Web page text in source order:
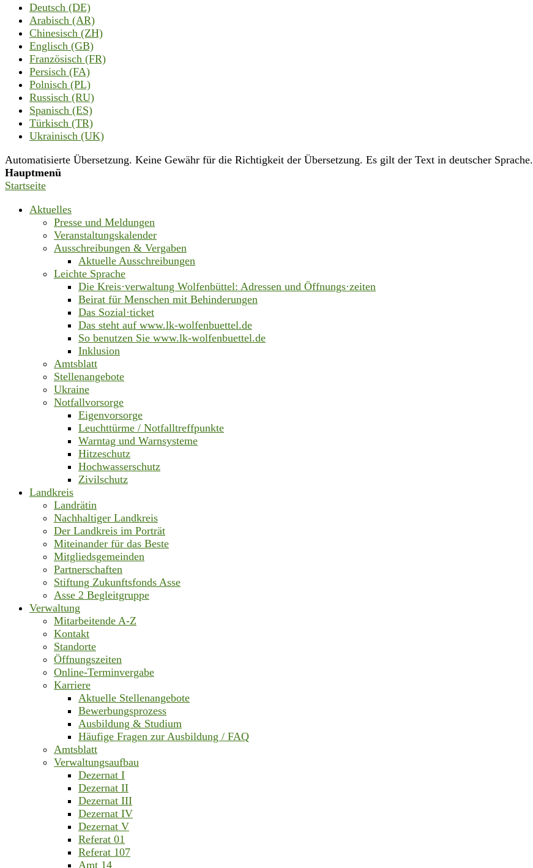
Deutsch (DE)
Arabisch (AR)
Chinesisch (ZH)
Englisch (GB)
Französisch (FR)
Persisch (FA)
Polnisch (PL)
Russisch (RU)
Spanisch (ES)
Türkisch (TR)
Ukrainisch (UK)
Automatisierte Übersetzung. Keine Gewähr für die Richtigkeit der Übersetzung. Es gilt der Text in deutscher Sprache.
Hauptmenü
Startseite
Aktuelles
Presse und Meldungen
Veranstaltungskalender
Ausschreibungen & Vergaben
Aktuelle Ausschreibungen
Leichte Sprache
Die Kreis·verwaltung Wolfenbüttel: Adressen und Öffnungs·zeiten
Beirat für Menschen mit Behinderungen
Das Sozial·ticket
Das steht auf www.lk-wolfenbuettel.de
So benutzen Sie www.lk-wolfenbuettel.de
Inklusion
Amtsblatt
Stellenangebote
Ukraine
Notfallvorsorge
Eigenvorsorge
Leuchttürme / Notfalltreffpunkte
Warntag und Warnsysteme
Hitzeschutz
Hochwasserschutz
Zivilschutz
Landkreis
Landrätin
Nachhaltiger Landkreis
Der Landkreis im Porträt
Miteinander für das Beste
Mitgliedsgemeinden
Partnerschaften
Stiftung Zukunftsfonds Asse
Asse 2 Begleitgruppe
Verwaltung
Mitarbeitende A-Z
Kontakt
Standorte
Öffnungszeiten
Online-Terminvergabe
Karriere
Aktuelle Stellenangebote
Bewerbungsprozess
Ausbildung & Studium
Häufige Fragen zur Ausbildung / FAQ
Amtsblatt
Verwaltungsaufbau
Dezernat I
Dezernat II
Dezernat III
Dezernat IV
Dezernat V
Referat 01
Referat 107
Amt 14